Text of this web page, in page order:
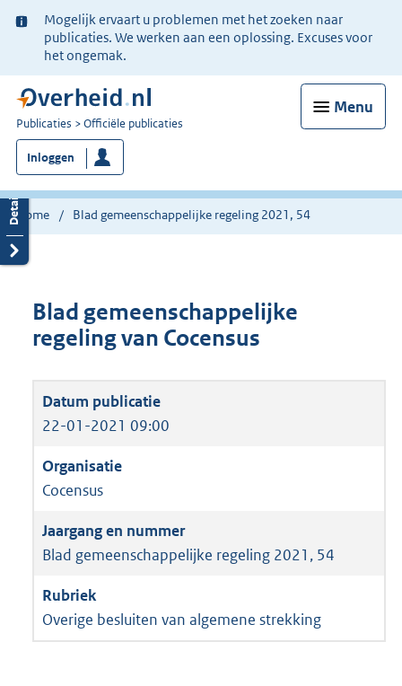
Ter
informatie:
Mogelijk ervaart u problemen met het zoeken naar
publicaties. We werken aan een oplossing. Excuses voor
het ongemak.
Menu
U
bent
nu
hier:
Publicaties Officiële publicaties
Inloggen
Home Blad gemeenschappelijke regeling 2021, 54
Blad gemeenschappelijke
regeling van Cocensus
22-01-2021 09:00
Cocensus
Blad gemeenschappelijke regeling 2021, 54
Overige besluiten van algemene strekking